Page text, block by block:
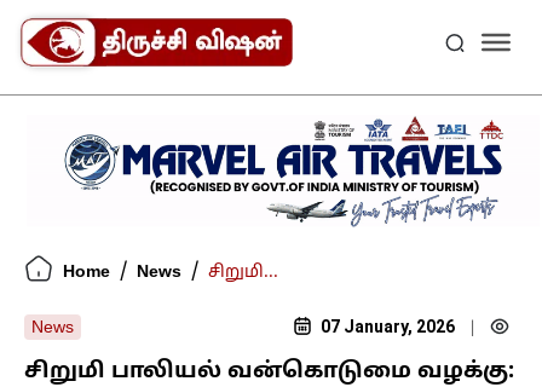
Home / News / சிறுமி...
News 07 January, 2026
சிறுமி பாலியல் வன்கொடுமை வழக்கு: